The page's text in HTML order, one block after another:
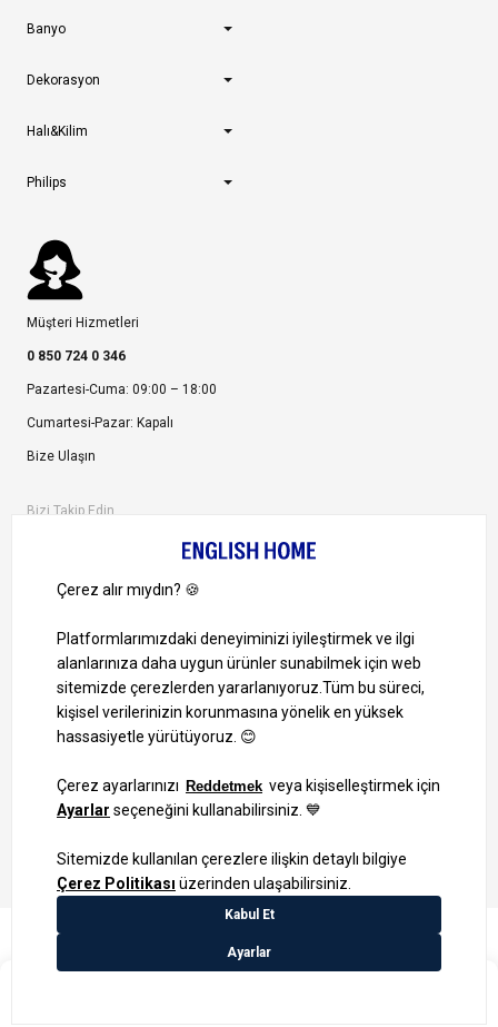
Banyo
Dekorasyon
Halı&Kilim
Philips
Müşteri Hizmetleri
0 850 724 0 346
Pazartesi-Cuma: 09:00 – 18:00
Cumartesi-Pazar: Kapalı
Bize Ulaşın
Bizi Takip Edin
1000 TL ve Üzeri Alışverişlerinizde Kargo Bedava!
Bilgi Toplum Hizmetleri
KVKK Veri İşleme Politikamız
Site Haritası